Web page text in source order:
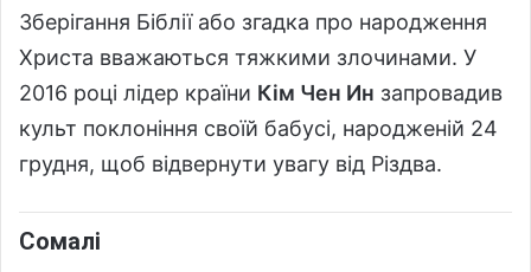
Зберігання Біблії або згадка про народження
Христа вважаються тяжкими злочинами. У
2016 році лідер країни Кім Чен Ин запровадив
культ поклоніння своїй бабусі, народженій 24
грудня, щоб відвернути увагу від Різдва.
Сомалі